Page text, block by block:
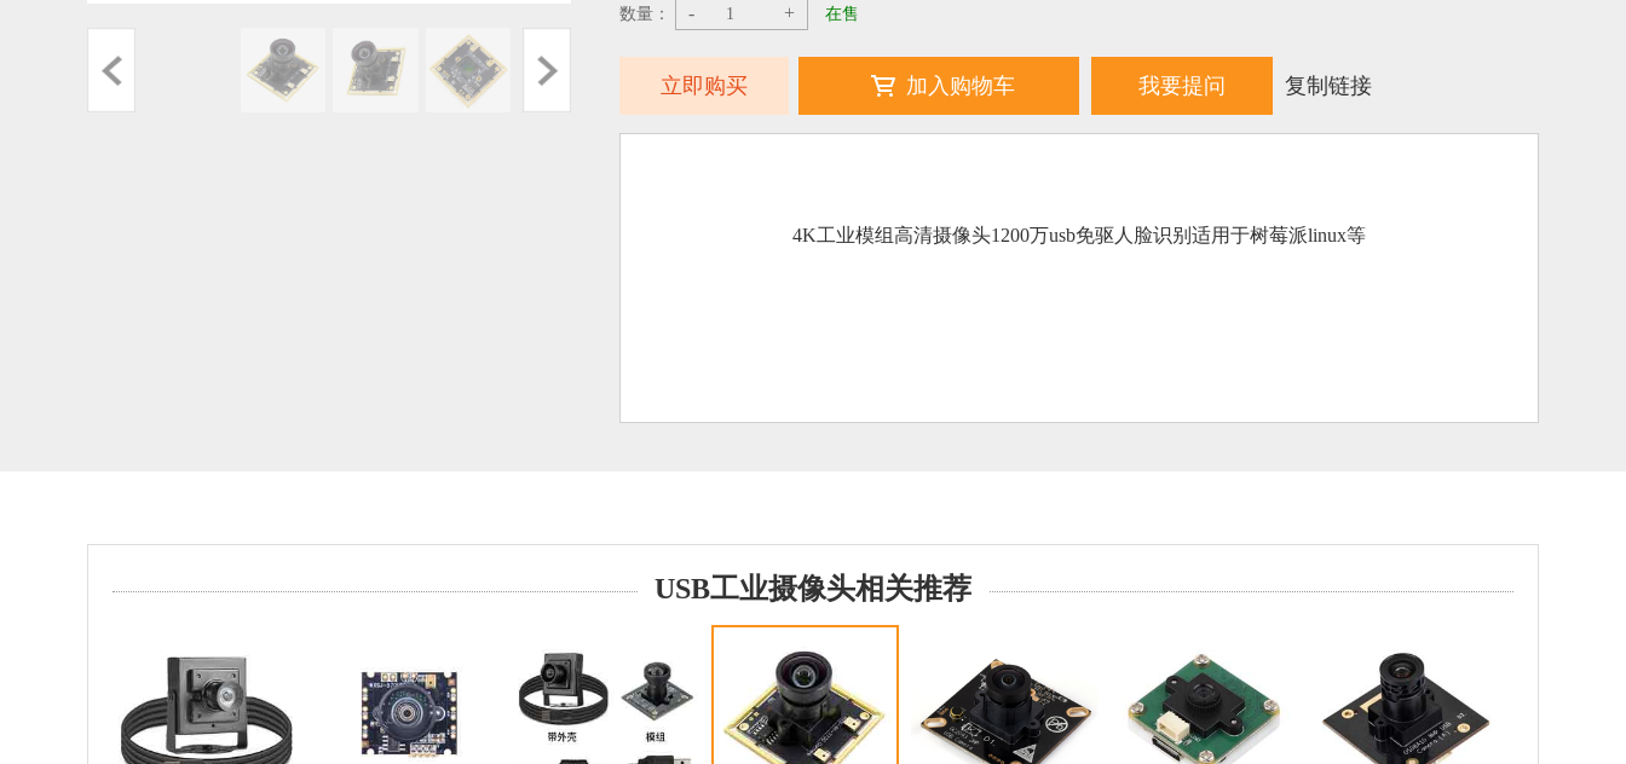
数量： - + 在售
立即购买 加入购物车 我要提问 复制链接
4K工业模组高清摄像头1200万usb免驱人脸识别适用于树莓派linux等
USB工业摄像头相关推荐